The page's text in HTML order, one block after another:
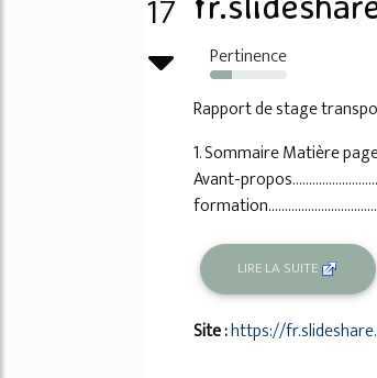
17
Pertinence
29%
Rapport de stage
1. Sommaire Matière page o
Avant-
LIRE LA SUITE
Site :https://